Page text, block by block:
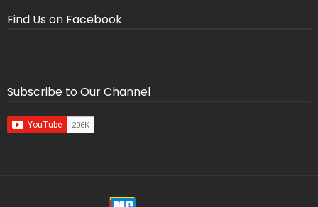
Find Us on Facebook
Subscribe to Our Channel